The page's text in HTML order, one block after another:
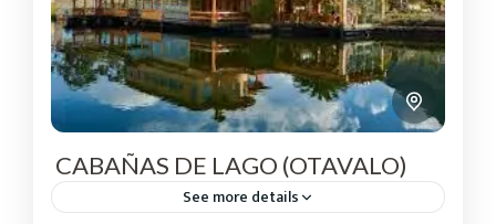
CABAÑAS DE LAGO (OTAVALO)
See more details